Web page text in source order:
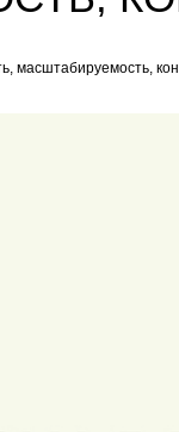
масштабируемость,